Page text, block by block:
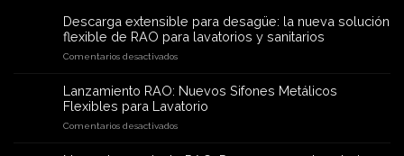
Descarga extensible para desagüe: la nueva solución
flexible de RAO para lavatorios y sanitarios
Comentarios desactivadosen
extensible
para
desagüe:
la
Lanzamiento RAO: Nuevos Sifones Metálicos
Flexibles para Lavatorio
Comentarios desactivadosen
RAO: